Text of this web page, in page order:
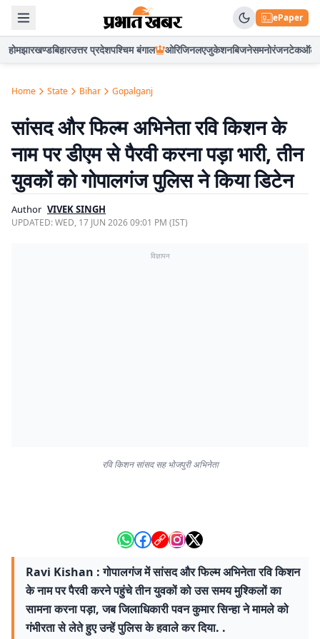
ePaper
होमझारखण्डबिहारउत्तर प्रदेशपश्चिम बंगाल ओरिजिनलएजुकेशनबिजनेसमनोरंजनटेकऑटो
Home State Bihar Gopalganj
सांसद और फिल्म अभिनेता रवि किशन के
नाम पर डीएम से पैरवी करना पड़ा भारी, तीन
युवकों को गोपालगंज पुलिस ने किया डिटेन
Author VIVEK SINGH
UPDATED:WED, 17 JUN 2026 09:01 PM (IST)
विज्ञापन
रवि किशन सांसद सह भोजपुरी अभिनेता
Ravi Kishan : गोपालगंज में सांसद और फिल्म अभिनेता रवि किशन
के नाम पर पैरवी करने पहुंचे तीन युवकों को उस समय मुश्किलों का
सामना करना पड़ा, जब जिलाधिकारी पवन कुमार सिन्हा ने मामले को
गंभीरता से लेते हुए उन्हें पुलिस के हवाले कर दिया. .